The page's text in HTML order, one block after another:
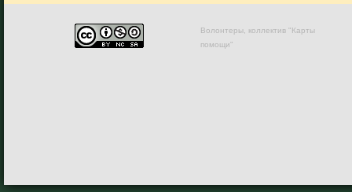
Волонтеры, коллектив "Карты
помощи"